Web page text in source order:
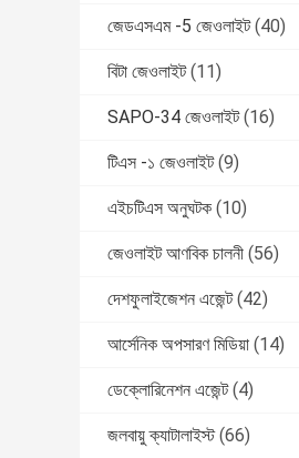
জেডএসএম -5 জেওলাইট (40)
বিটা জেওলাইট (11)
SAPO-34 জেওলাইট (16)
টিএস -১ জেওলাইট (9)
এইচটিএস অনুঘটক (10)
জেওলাইট আণবিক চালনী (56)
দেশফুলাইজেশন এজেন্ট (42)
আর্সেনিক অপসারণ মিডিয়া (14)
ডেক্লোরিনেশন এজেন্ট (4)
জলবায়ু ক্যাটালাইস্ট (66)